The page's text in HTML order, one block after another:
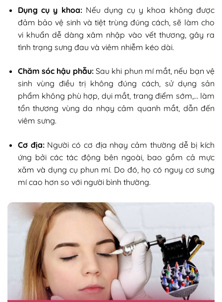
Dụng cụ y khoa:Nếu dụng cụ y khoa không được
đảm bảo vệ sinh và tiệt trùng đúng cách, sẽ làm cho
vi khuẩn dễ dàng xâm nhập vào vết thương, gây ra
tình trạng sưng đau và viêm nhiễm kéo dài.
Chăm sóc hậu phẫu:Sau khi phun mí mắt, nếu bạn vệ
sinh vùng điều trị không đúng cách, sử dụng sản
phẩm không phù hợp, dụi mắt, trang điểm sớm,… làm
tổn thương vùng da nhạy cảm quanh mắt, dẫn đến
viêm sưng.
Cơ địa:Người có cơ địa nhạy cảm thường dễ bị kích
ứng bởi các tác động bên ngoài, bao gồm cả mực
xăm và dụng cụ phun mí. Do đó, họ có nguy cơ sưng
mí cao hơn so với người bình thường.